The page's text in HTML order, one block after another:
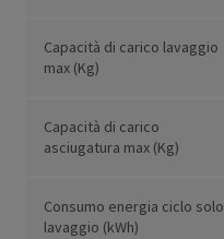
Capacità di carico lavaggio
max (Kg)
Capacità di carico
asciugatura max (Kg)
Consumo energia ciclo solo
lavaggio (kWh)